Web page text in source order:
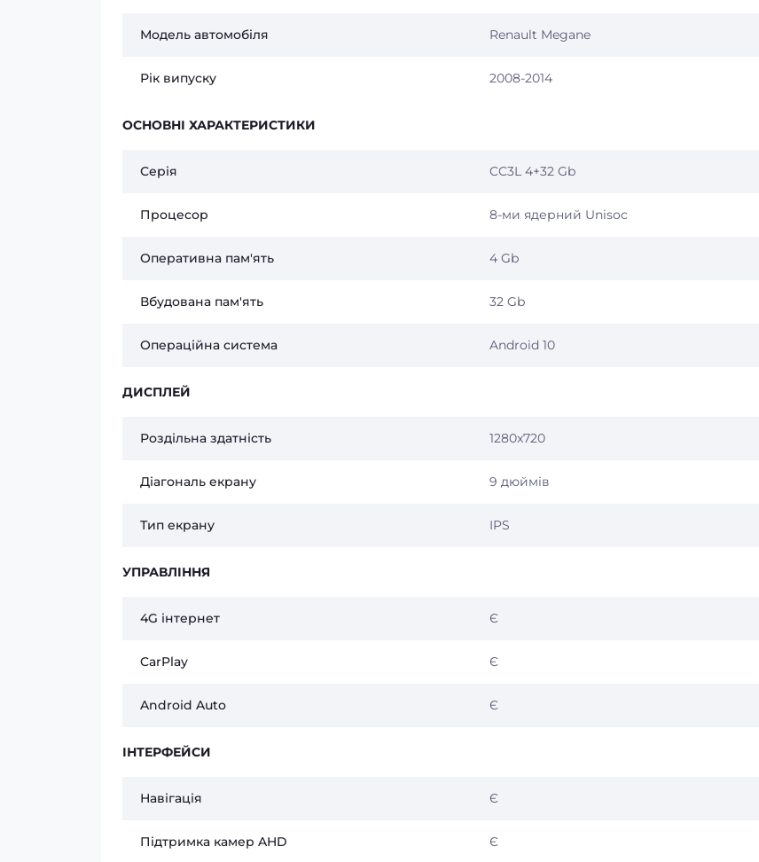
Модель автомобіля Renault Megane
Рік випуску 2008-2014
ОСНОВНІ ХАРАКТЕРИСТИКИ
Серія CC3L 4+32 Gb
Процесор 8-ми ядерний Unisoc
Оперативна пам'ять 4 Gb
Вбудована пам'ять 32 Gb
Операційна система Android 10
ДИСПЛЕЙ
Роздільна здатність 1280x720
Діагональ екрану 9 дюймів
Тип екрану IPS
УПРАВЛІННЯ
4G інтернет Є
CarPlay Є
Android Auto Є
ІНТЕРФЕЙСИ
Навігація Є
Підтримка камер AHD Є